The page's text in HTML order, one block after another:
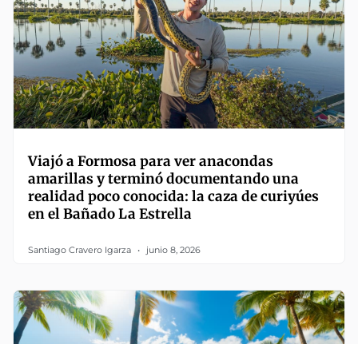
Viajó a Formosa para ver anacondas
amarillas y terminó documentando una
realidad poco conocida: la caza de curiyúes
en el Bañado La Estrella
Santiago Cravero Igarza junio 8, 2026